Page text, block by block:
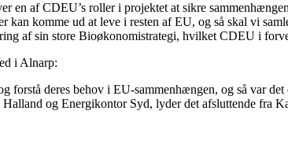
en af CDEU’s roller i projektet at sikre
komme ud at leve i resten af EU, og så skal vi
af sin store Bioøkonomistrategi, hvilket CDEU i
i Alnarp:
forstå deres behov i EU-sammenhængen, og så var
og Energikontor Syd, lyder det afsluttende fra